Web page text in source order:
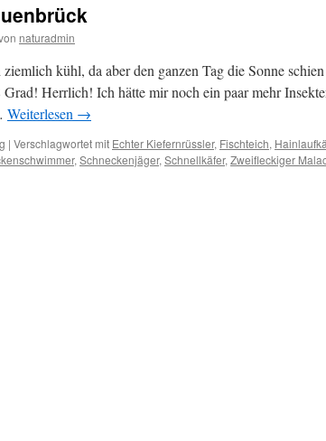
naturadmin
kühl, da aber den ganzen Tag die Sonne
Herrlich! Ich hätte mir noch ein paar mehr
Weiterlesen →
| Verschlagwortet mit Echter Kiefernrüssler, Fischteich,
, Schneckenjäger, Schnellkäfer, Zweifleckiger